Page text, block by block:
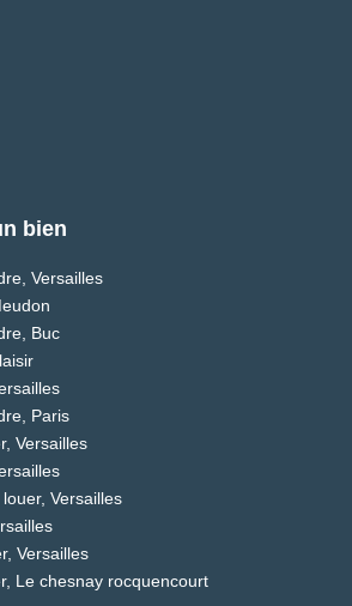
bien
Versailles
Buc
Paris
Versailles
Versailles
Versailles
Le chesnay rocquencourt